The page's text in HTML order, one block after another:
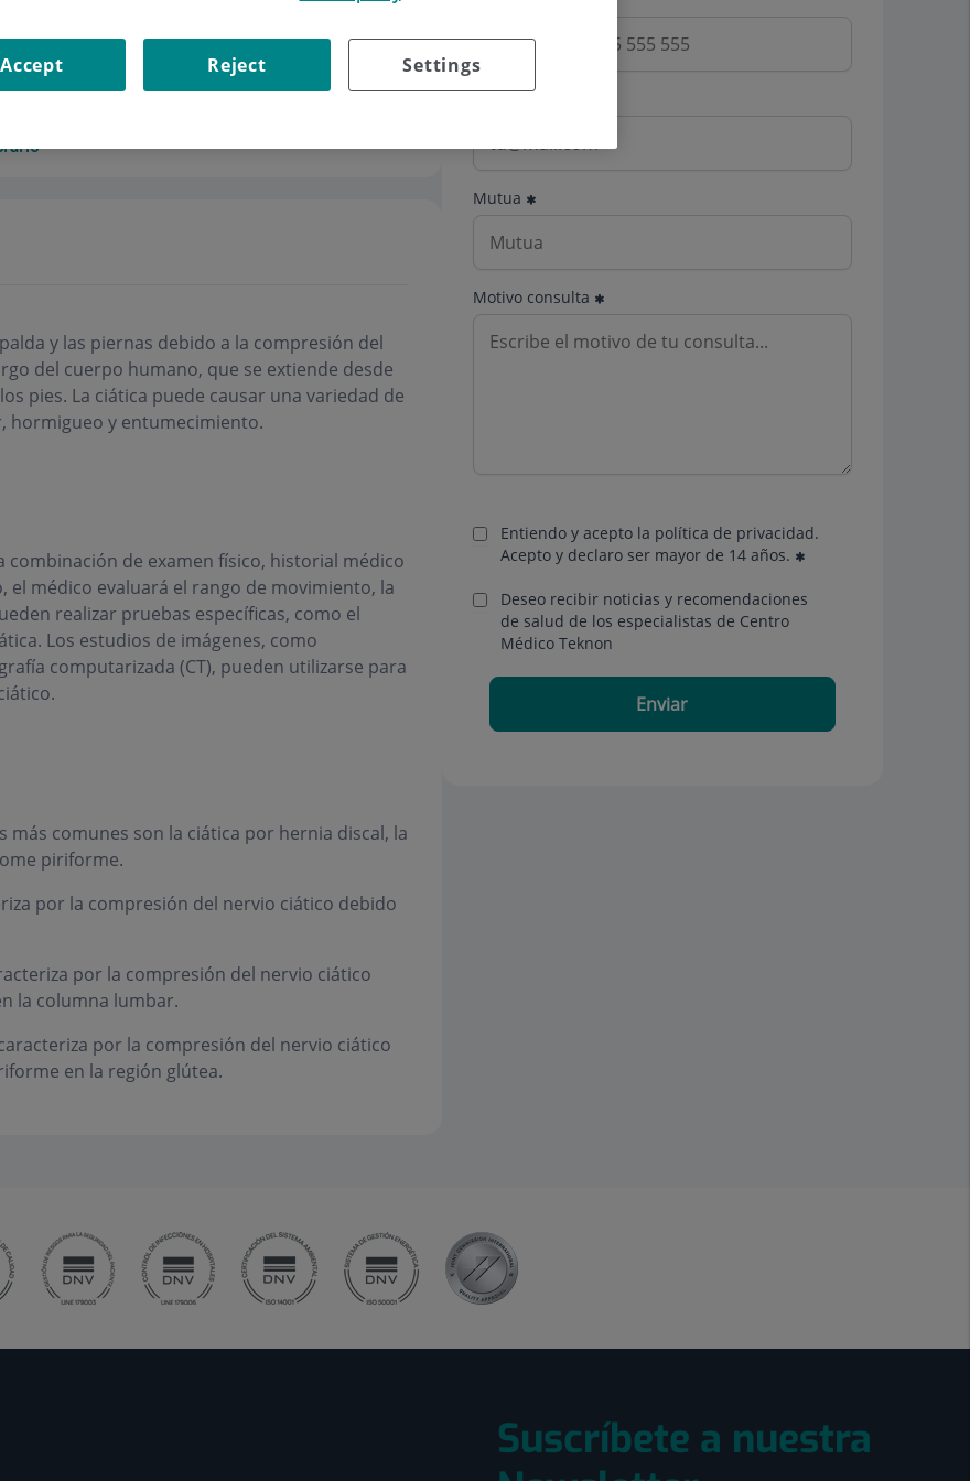
y las piernas debido a la compresión del
del cuerpo humano, que se extiende desde
pies. La ciática puede causar una variedad de
hormigueo y entumecimiento.
combinación de examen físico, historial médico
el médico evaluará el rango de movimiento, la
realizar pruebas específicas, como el
Los estudios de imágenes, como
computarizada (CT), pueden utilizarse para
comunes son la ciática por hernia discal, la
piriforme.
por la compresión del nervio ciático debido
por la compresión del nervio ciático
la columna lumbar.
por la compresión del nervio ciático
en la región glútea.
Email
Mutua
Motivo consulta
Entiendo y acepto la política de privacidad.
Acepto y declaro ser mayor de 14 años.
Deseo recibir noticias y recomendaciones
de salud de los especialistas de Centro
Médico Teknon
Enviar
Suscríbete a nuestra
Settings
Reject
Accept